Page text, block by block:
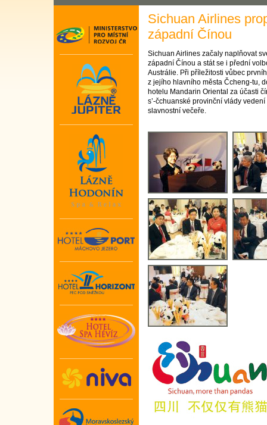
Sichuan Airlines
západní Čínou
Sichuan Airlines začaly naplňovat
západní Čínou a stát se i přední
Austrálie. Při příležitosti vůbec
z jejího hlavního města Čcheng-tu,
hotelu Mandarin Oriental za účasti
s’-čchuanské provinční vlády
slavnostní večeře.